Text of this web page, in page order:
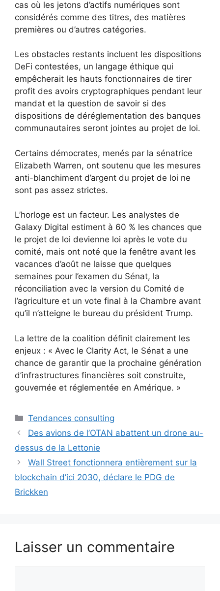
cas où les jetons d’actifs numériques sont
considérés comme des titres, des matières
premières ou d’autres catégories.
Les obstacles restants incluent les dispositions
DeFi contestées, un langage éthique qui
empêcherait les hauts fonctionnaires de tirer
profit des avoirs cryptographiques pendant leur
mandat et la question de savoir si des
dispositions de déréglementation des banques
communautaires seront jointes au projet de loi.
Certains démocrates, menés par la sénatrice
Elizabeth Warren, ont soutenu que les mesures
anti-blanchiment d’argent du projet de loi ne
sont pas assez strictes.
L’horloge est un facteur. Les analystes de
Galaxy Digital estiment à 60 % les chances que
le projet de loi devienne loi après le vote du
comité, mais ont noté que la fenêtre avant les
vacances d’août ne laisse que quelques
semaines pour l’examen du Sénat, la
réconciliation avec la version du Comité de
l’agriculture et un vote final à la Chambre avant
qu’il n’atteigne le bureau du président Trump.
La lettre de la coalition définit clairement les
enjeux : « Avec le Clarity Act, le Sénat a une
chance de garantir que la prochaine génération
d’infrastructures financières soit construite,
gouvernée et réglementée en Amérique. »
Catégories
Tendances consulting
Des avions de l’OTAN abattent un drone au-
dessus de la Lettonie
Wall Street fonctionnera entièrement sur la
blockchain d’ici 2030, déclare le PDG de
Brickken
Laisser un commentaire